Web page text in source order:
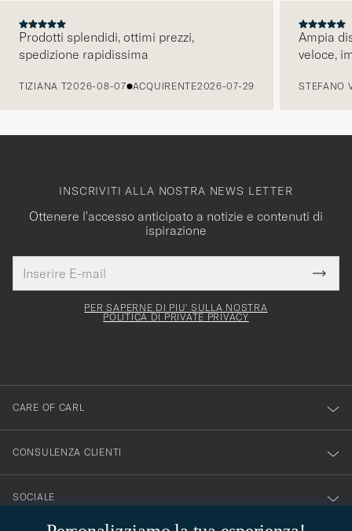
Prodotti splendidi, ottimi prezzi,
spedizione rapidissima
TIZIANA T2026-08-07 ACQUIRENTE2026-07-29
Ampia
veloce,
STEFANO
INSCRIVITI ALLA NOSTRA NEWS LETTER
Ottenere l'accesso anticipato a notizie e contenuti di
ispirazione
E-
mail
Grazie
per
PER SAPERNE DI PIU' SULLA NOSTRA
POLITICA DI PRIVATE PRIVACY
CARE OF CARL
CONSULENZA CLIENTI
SOCIALE